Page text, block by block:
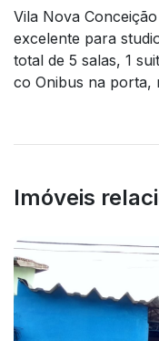
Vila Nova
excelente para
total de 5 salas, 1
co Onibus na porta,
Imóveis